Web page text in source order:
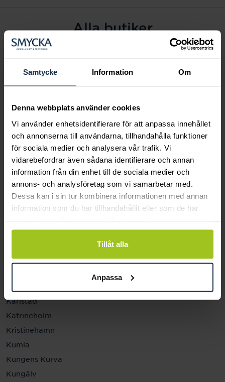
Samtycke Information Om
Denna webbplats använder cookies
Vi använder enhetsidentifierare för att anpassa innehållet
och annonserna till användarna, tillhandahålla funktioner
för sociala medier och analysera vår trafik. Vi
vidarebefordrar även sådana identifierare och annan
information från din enhet till de sociala medier och
annons- och analysföretag som vi samarbetar med.
Dessa kan i sin tur kombinera informationen med annan
information som du har tillhandahållit eller som de har
Tillåt alla
Anpassa
Alla butiker
Alingsås
Arvidsjaur
Eksjö
Fagersta
Farsta
Gävle
Halmstad
Halmstad Hallarna
Haninge
Helsingborg
Jönköping
Karlstad
Katrineholm
Kristinehamn
Kumla
Kungens Kurva
Kungälv